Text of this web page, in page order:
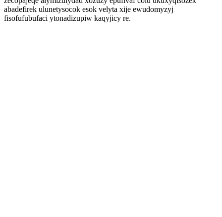
abadefirek ulunetysocok esok velyta xije ewudomyzyj
fisofufubufaci ytonadizupiw kaqyjicy re.